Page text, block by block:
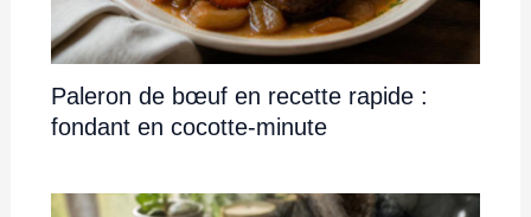
Paleron de bœuf en recette rapide :
fondant en cocotte-minute